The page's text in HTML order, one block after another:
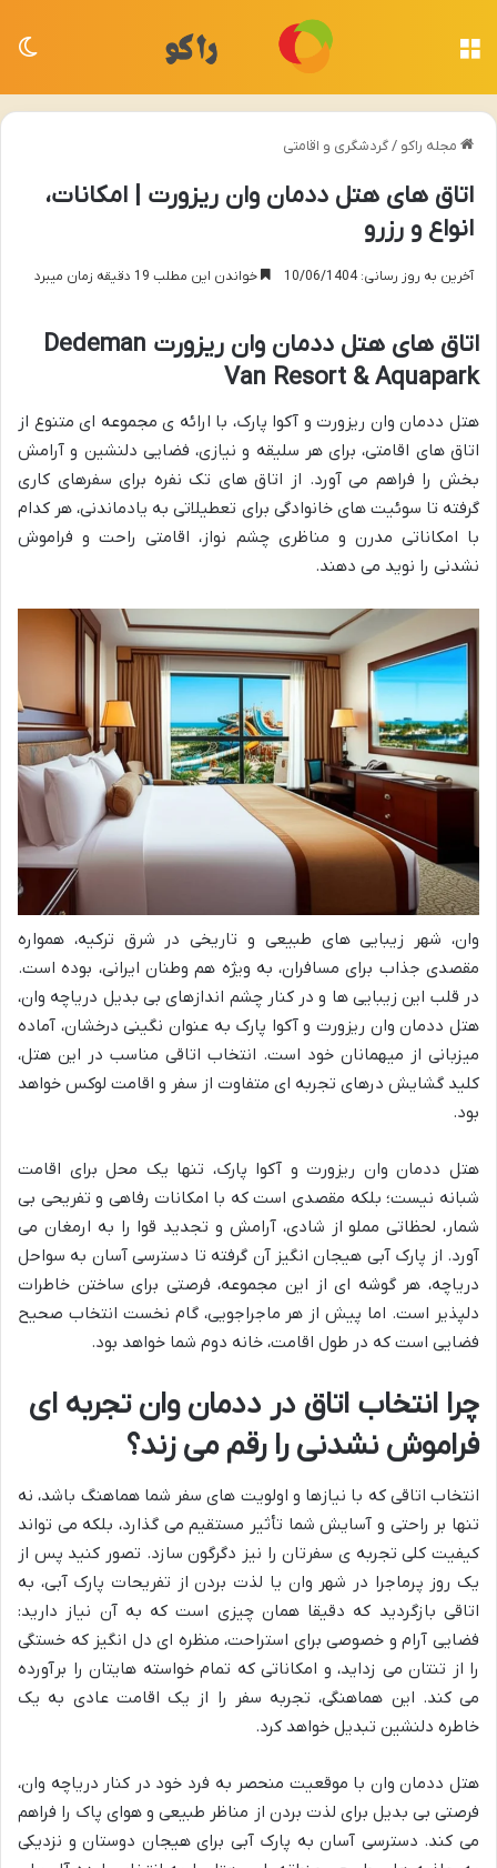
مجله راکو /گردشگری و اقامتی
اتاق های هتل ددمان وان ریزورت | امکانات،
انواع و رزرو
آخرین به روز رسانی: 10/06/1404 خواندن این مطلب 19 دقیقه زمان میبرد
اتاق های هتل ددمان وان ریزورت Dedeman
Van Resort & Aquapark
هتل ددمان وان ریزورت و آکوا پارک، با ارائه ی مجموعه ای متنوع از
اتاق های اقامتی، برای هر سلیقه و نیازی، فضایی دلنشین و آرامش
بخش را فراهم می آورد. از اتاق های تک نفره برای سفرهای کاری
گرفته تا سوئیت های خانوادگی برای تعطیلاتی به یادماندنی، هر کدام
با امکاناتی مدرن و مناظری چشم نواز، اقامتی راحت و فراموش
نشدنی را نوید می دهند.
وان، شهر زیبایی های طبیعی و تاریخی در شرق ترکیه، همواره
مقصدی جذاب برای مسافران، به ویژه هم وطنان ایرانی، بوده است.
در قلب این زیبایی ها و در کنار چشم اندازهای بی بدیل دریاچه وان،
هتل ددمان وان ریزورت و آکوا پارک به عنوان نگینی درخشان، آماده
میزبانی از میهمانان خود است. انتخاب اتاقی مناسب در این هتل،
کلید گشایش درهای تجربه ای متفاوت از سفر و اقامت لوکس خواهد
بود.
هتل ددمان وان ریزورت و آکوا پارک، تنها یک محل برای اقامت
شبانه نیست؛ بلکه مقصدی است که با امکانات رفاهی و تفریحی بی
شمار، لحظاتی مملو از شادی، آرامش و تجدید قوا را به ارمغان می
آورد. از پارک آبی هیجان انگیز آن گرفته تا دسترسی آسان به سواحل
دریاچه، هر گوشه ای از این مجموعه، فرصتی برای ساختن خاطرات
دلپذیر است. اما پیش از هر ماجراجویی، گام نخست انتخاب صحیح
فضایی است که در طول اقامت، خانه دوم شما خواهد بود.
چرا انتخاب اتاق در ددمان وان تجربه ای
فراموش نشدنی را رقم می زند؟
انتخاب اتاقی که با نیازها و اولویت های سفر شما هماهنگ باشد، نه
تنها بر راحتی و آسایش شما تأثیر مستقیم می گذارد، بلکه می تواند
کیفیت کلی تجربه ی سفرتان را نیز دگرگون سازد. تصور کنید پس از
یک روز پرماجرا در شهر وان یا لذت بردن از تفریحات پارک آبی، به
اتاقی بازگردید که دقیقا همان چیزی است که به آن نیاز دارید:
فضایی آرام و خصوصی برای استراحت، منظره ای دل انگیز که خستگی
را از تنتان می زداید، و امکاناتی که تمام خواسته هایتان را برآورده
می کند. این هماهنگی، تجربه سفر را از یک اقامت عادی به یک
خاطره دلنشین تبدیل خواهد کرد.
هتل ددمان وان با موقعیت منحصر به فرد خود در کنار دریاچه وان،
فرصتی بی بدیل برای لذت بردن از مناظر طبیعی و هوای پاک را فراهم
می کند. دسترسی آسان به پارک آبی برای هیجان دوستان و نزدیکی